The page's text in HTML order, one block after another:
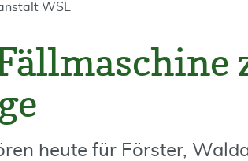
WSL
heute für Förster,